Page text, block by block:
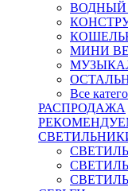
ВОДНЫЙ
МИНИ
Все
РАСПРОДАЖА